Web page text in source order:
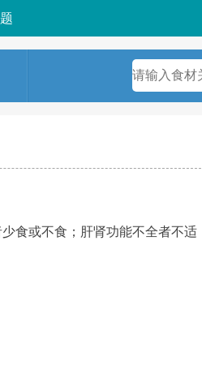
食或不食；肝肾功能不全者不适